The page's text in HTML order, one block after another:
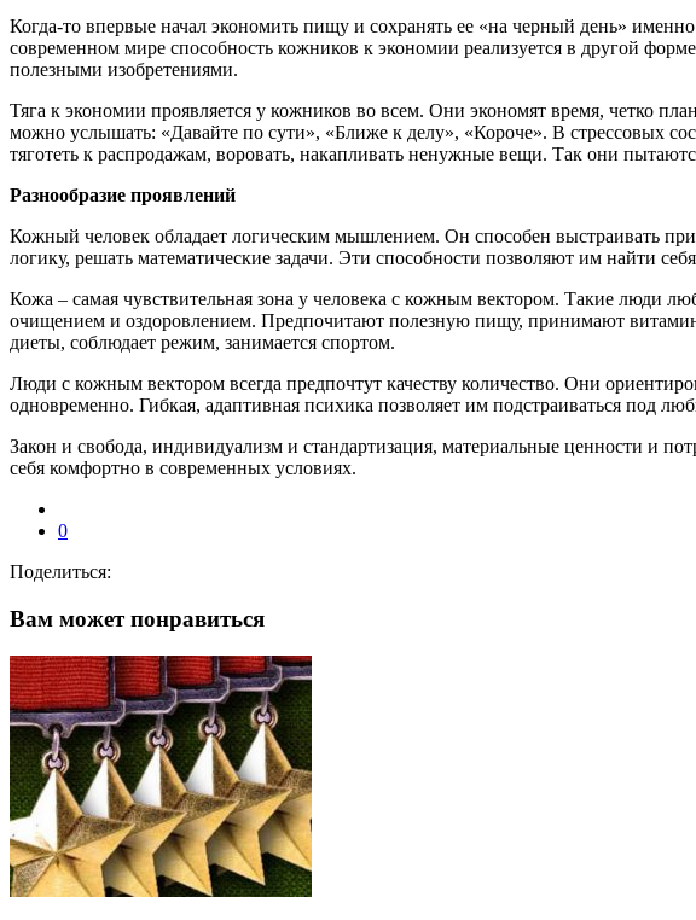
Когда-то впервые начал экономить пищу и сохранять ее «на черный день»
современном мире способность кожников к экономии реализуется в другой
полезными изобретениями.
Тяга к экономии проявляется у кожников во всем. Они экономят время, четко
можно услышать: «Давайте по сути», «Ближе к делу», «Короче». В стрессовых
тяготеть к распродажам, воровать, накапливать ненужные вещи. Так они
Разнообразие проявлений
Кожный человек обладает логическим мышлением. Он способен выстраивать
логику, решать математические задачи. Эти способности позволяют им найти
Кожа – самая чувствительная зона у человека с кожным вектором. Такие люди
очищением и оздоровлением. Предпочитают полезную пищу, принимают
диеты, соблюдает режим, занимается спортом.
Люди с кожным вектором всегда предпочтут качеству количество. Они
одновременно. Гибкая, адаптивная психика позволяет им подстраиваться под
Закон и свобода, индивидуализм и стандартизация, материальные ценности и
себя комфортно в современных условиях.
0
Поделиться:
Вам может понравиться